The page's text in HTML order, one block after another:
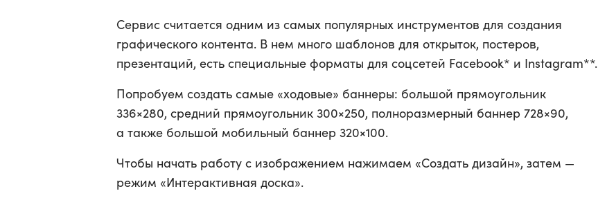
Сервис считается одним из самых популярных инструментов для создания
графического контента. В нем много шаблонов для открыток, постеров,
презентаций, есть специальные форматы для соцсетей Facebook* и Instagram**.
Попробуем создать самые «ходовые» баннеры: большой прямоугольник
336×280, средний прямоугольник 300×250, полноразмерный баннер 728×90,
а также большой мобильный баннер 320×100.
Чтобы начать работу с изображением нажимаем «Создать дизайн», затем —
режим «Интерактивная доска».